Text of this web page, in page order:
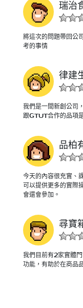
瑞治
將這次的問題帶回公
考的事情
律建
我們是一間新創公司
跟GTUT合作的品項
品柏
今天的內容很充實、
可以提供更多的實際
會還會參加。
尋寶
我們目前有2家實體
功能，有助於在商品